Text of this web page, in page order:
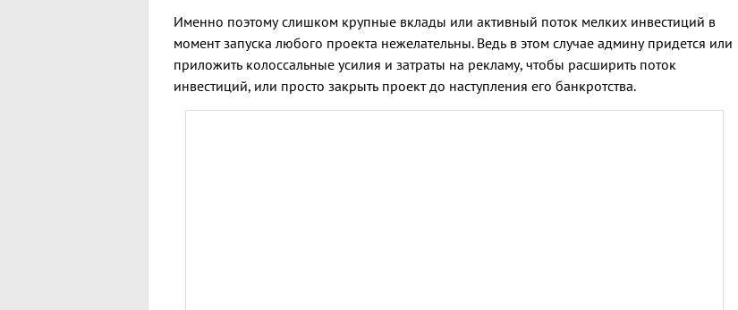
Именно поэтому слишком крупные вклады или активный поток мелких инвестиций в
момент запуска любого проекта нежелательны. Ведь в этом случае админу придется или
приложить колоссальные усилия и затраты на рекламу, чтобы расширить поток
инвестиций, или просто закрыть проект до наступления его банкротства.